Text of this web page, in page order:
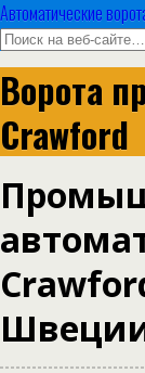
Автоматические
Ворота
Crawford